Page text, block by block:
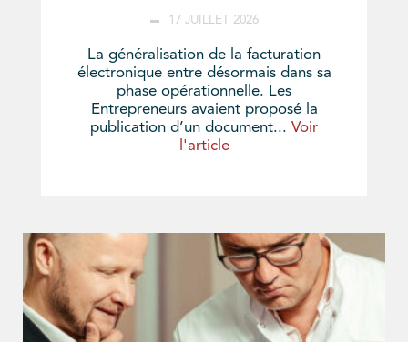
17 JUILLET 2026
La généralisation de la facturation
électronique entre désormais dans sa
phase opérationnelle. Les
Entrepreneurs avaient proposé la
publication d’un document... Voir
l'article